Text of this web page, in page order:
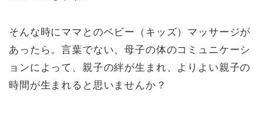
そんな時にママとのベビー（キッズ）マッサージが
あったら。言葉でない、母子の体のコミュニケーシ
ョンによって、親子の絆が生まれ、よりよい親子の
時間が生まれると思いませんか？